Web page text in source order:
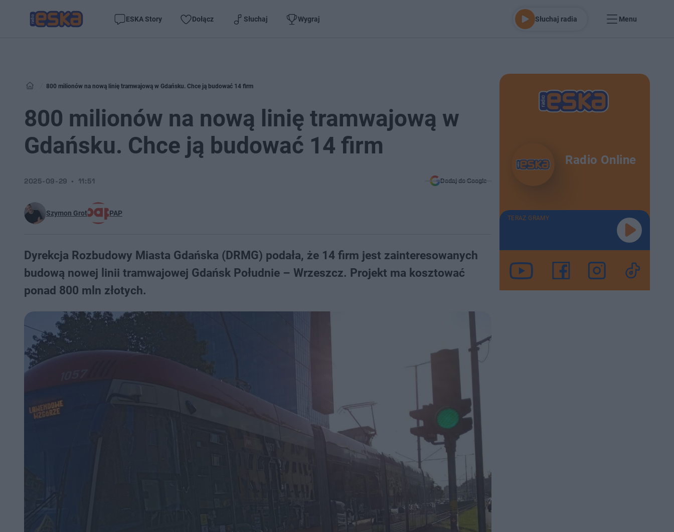
ESKA Story Dołącz Słuchaj Wygraj Słuchaj radia Menu
800 milionów na nową linię tramwajową w Gdańsku. Chce ją budować 14 firm
800 milionów na nową linię tramwajową w
Gdańsku. Chce ją budować 14 firm
Szymon Grot PAP
2025-09-29 11:51 Dodaj do Google
Dyrekcja Rozbudowy Miasta Gdańska (DRMG) podała, że 14 firm jest zainteresowanych
budową nowej linii tramwajowej Gdańsk Południe – Wrzeszcz. Projekt ma kosztować
ponad 800 mln złotych.
Radio Online
TERAZ GRAMY